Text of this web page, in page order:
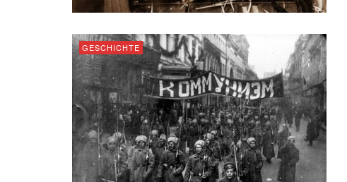
GESCHICHTE